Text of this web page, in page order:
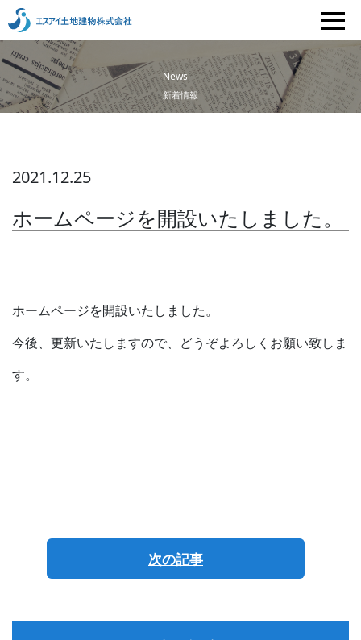
News
新着情報
2021.12.25
ホームページを開設いたしました。
ホームページを開設いたしました。
今後、更新いたしますので、どうぞよろしくお願い致しま
す。
次の記事